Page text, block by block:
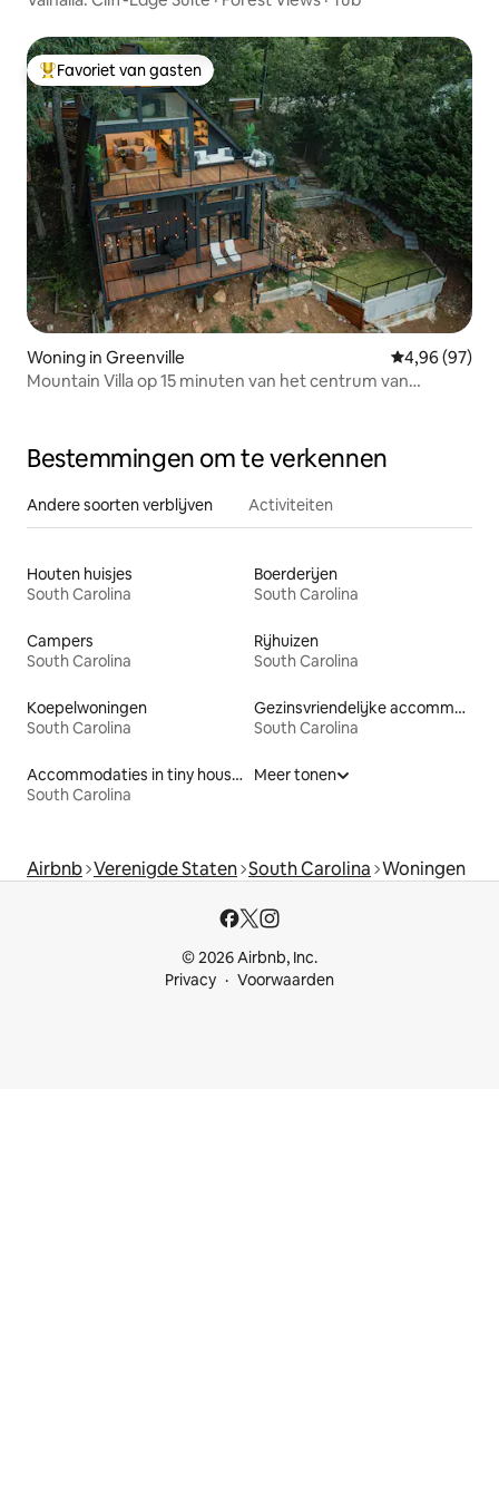
Topfavoriet van gasten
Favoriet van gasten
Woning in Greenville Gemiddelde
4,96 (97)
Mountain Villa op 15 minuten van het centrum van
Bestemmingen om te verkennen
Andere soorten verblijven Activiteiten
Houten huisjes
South Carolina
Boerderijen
South Carolina
Campers
South Carolina
Rijhuizen
South Carolina
Koepelwoningen
South Carolina
Gezinsvriendelijke accommodaties
South Carolina
Accommodaties in tiny houses
South Carolina
Meer tonen
Airbnb Verenigde Staten South Carolina Woningen
© 2026 Airbnb, Inc.
Privacy
Voorwaarden